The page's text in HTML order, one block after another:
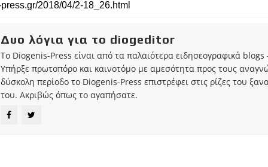
Δυο λόγια για το diogeditor
Το Diogenis-Press είναι από τα παλαιότερα ειδησεογραφικά blogs
Υπήρξε πρωτοπόρο και καινοτόμο με αμεσότητα προς τους
δύσκολη περίοδο το Diogenis-Press επιστρέφει στις ρίζες του
του. Ακριβώς όπως το αγαπήσατε.